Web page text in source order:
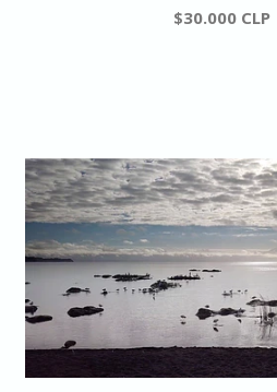
$30.000 CLP